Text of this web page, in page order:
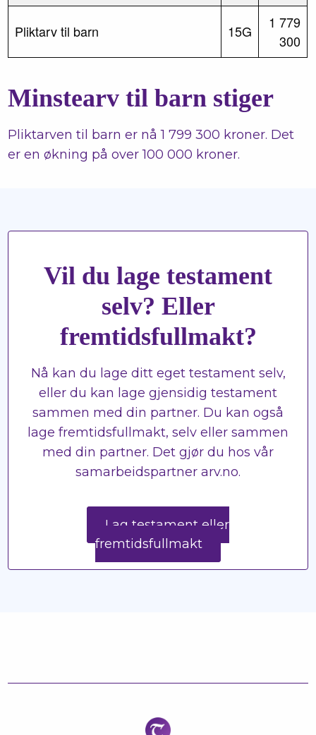
Pliktarv til barn 15G
1 779
300
Minstearv til barn stiger
Pliktarven til barn er nå 1 799 300 kroner. Det
er en økning på over 100 000 kroner.
Vil du lage testament
selv? Eller
fremtidsfullmakt?
Nå kan du lage ditt eget testament selv,
eller du kan lage gjensidig testament
sammen med din partner. Du kan også
lage fremtidsfullmakt, selv eller sammen
med din partner. Det gjør du hos vår
samarbeidspartner arv.no.
Lag testament eller
fremtidsfullmakt